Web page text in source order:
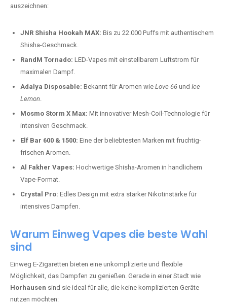
auszeichnen:
JNR Shisha Hookah MAX: Bis zu 22.000 Puffs mit authentischem
Shisha-Geschmack.
RandM Tornado: LED-Vapes mit einstellbarem Luftstrom für
maximalen Dampf.
Adalya Disposable: Bekannt für Aromen wie Love 66 und Ice
Lemon.
Mosmo Storm X Max: Mit innovativer Mesh-Coil-Technologie für
intensiven Geschmack.
Elf Bar 600 & 1500: Eine der beliebtesten Marken mit fruchtig-
frischen Aromen.
Al Fakher Vapes: Hochwertige Shisha-Aromen in handlichem
Vape-Format.
Crystal Pro: Edles Design mit extra starker Nikotinstärke für
intensives Dampfen.
Warum Einweg Vapes die beste Wahl
sind
Einweg E-Zigaretten bieten eine unkomplizierte und flexible
Möglichkeit, das Dampfen zu genießen. Gerade in einer Stadt wie
Horhausen sind sie ideal für alle, die keine komplizierten Geräte
nutzen möchten: